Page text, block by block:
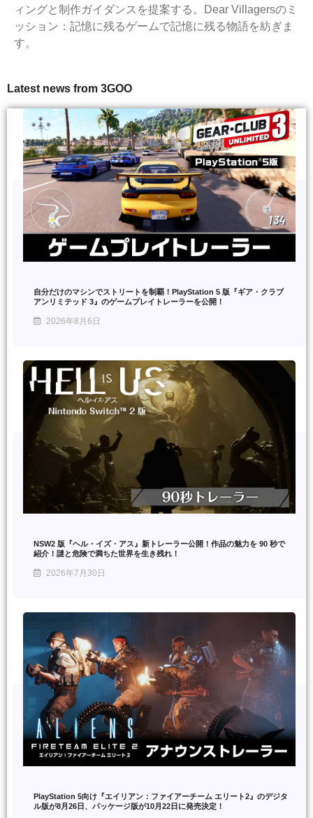
ィングと制作ガイダンスを提案する。Dear Villagersのミ
ッション：記憶に残るゲームで記憶に残る物語を紡ぎま
す。
Latest news from 3GOO
自分だけのマシンでストリートを制覇！PlayStation 5 版『ギア・クラブ
アンリミテッド 3』のゲームプレイトレーラーを公開！
2026年8月6日
NSW2 版『ヘル・イズ・アス』新トレーラー公開！作品の魅力を 90 秒で
紹介！謎と危険で満ちた世界を生き残れ！
2026年7月30日
PlayStation 5向け『エイリアン：ファイアーチーム エリート2』のデジタ
ル版が8月26日、パッケージ版が10月22日に発売決定！